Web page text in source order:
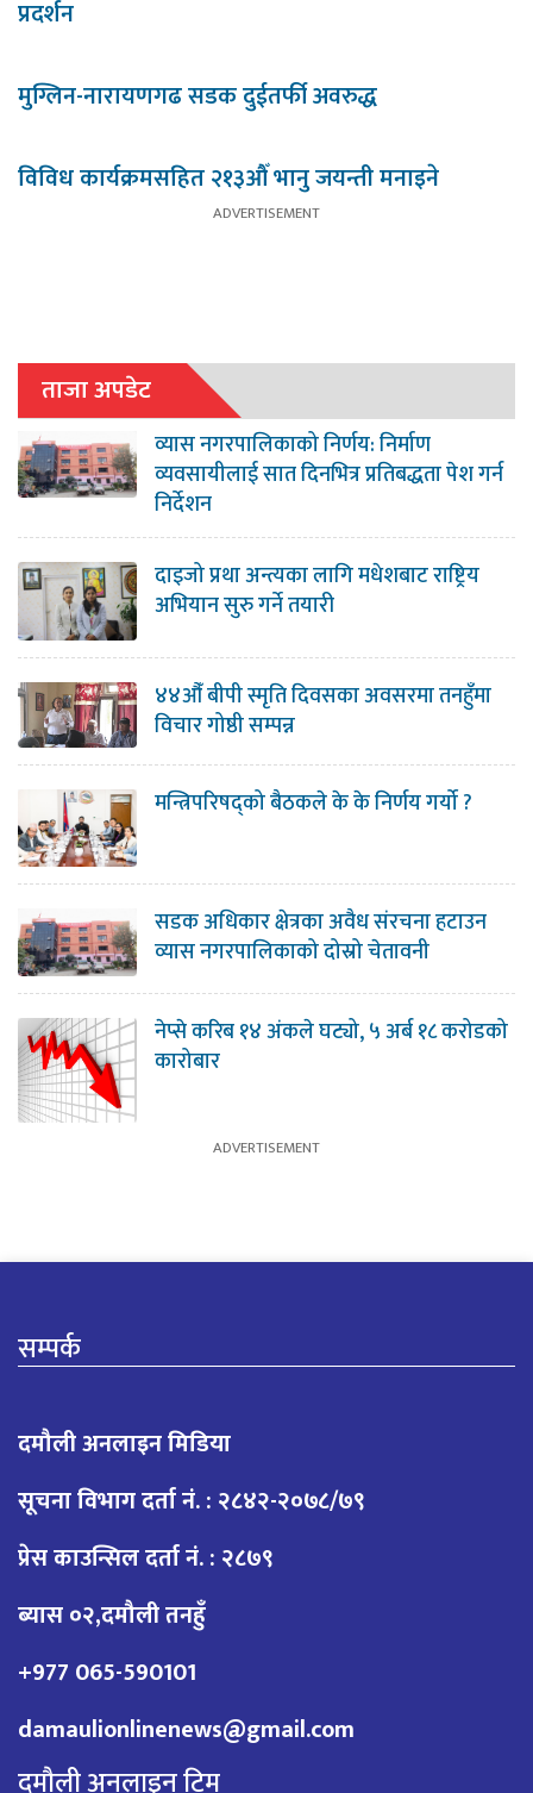
प्रदर्शन
मुग्लिन-नारायणगढ सडक दुईतर्फी अवरुद्ध
विविध कार्यक्रमसहित २१३औँ भानु जयन्ती मनाइने
ताजा अपडेट
व्यास नगरपालिकाको निर्णय: निर्माण
व्यवसायीलाई सात दिनभित्र प्रतिबद्धता पेश गर्न
निर्देशन
दाइजो प्रथा अन्त्यका लागि मधेशबाट राष्ट्रिय
अभियान सुरु गर्ने तयारी
४४औँ बीपी स्मृति दिवसका अवसरमा तनहुँमा
विचार गोष्ठी सम्पन्न
मन्त्रिपरिषद्को बैठकले के के निर्णय गर्यो ?
सडक अधिकार क्षेत्रका अवैध संरचना हटाउन
व्यास नगरपालिकाको दोस्रो चेतावनी
नेप्से करिब १४ अंकले घट्यो, ५ अर्ब १८ करोडको
कारोबार
सम्पर्क
दमौली अनलाइन मिडिया
सूचना विभाग दर्ता नं. : २८४२-२०७८/७९
प्रेस काउन्सिल दर्ता नं. : २८७९
ब्यास ०२,दमौली तनहुँ
+977 065-590101
damaulionlinenews@gmail.com